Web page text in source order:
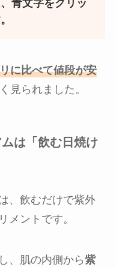
青文字をクリッ
に比べて値段が安
見られました。
は「飲む日焼け
、飲むだけで紫外
メントです。
、肌の内側から紫